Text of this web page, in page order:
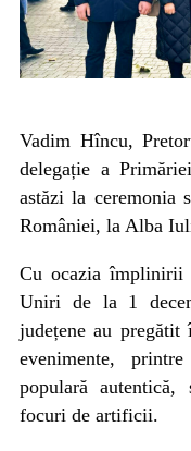
Vadim Hîncu,
delegație a
astăzi la ceremonia
României, la Alba
Cu ocazia
Uniri de la 1
județene au
evenimente,
populară autentică,
focuri de artificii.